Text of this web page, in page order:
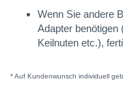
Wenn Sie andere
Adapter
Keilnuten etc.),
* Auf Kundenwunsch individuell